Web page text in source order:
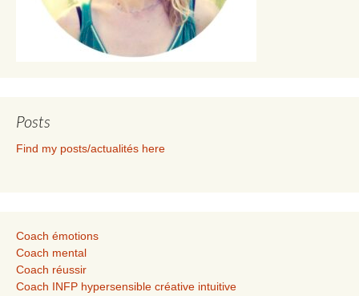
Posts
Find my posts/actualités here
Coach émotions
Coach mental
Coach réussir
Coach INFP hypersensible créative intuitive